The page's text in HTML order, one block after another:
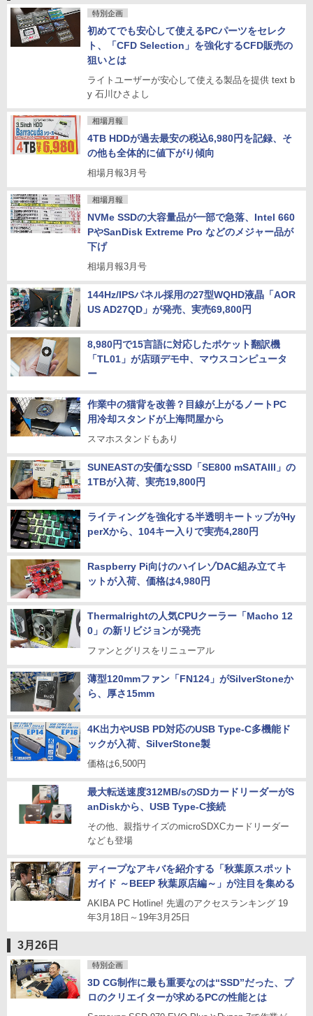
特別企画
初めてでも安心して使えるPCパーツをセレク
ト、「CFD Selection」を強化するCFD販売の
狙いとは
ライトユーザーが安心して使える製品を提供 text b
y 石川ひさよし
相場月報
4TB HDDが過去最安の税込6,980円を記録、そ
の他も全体的に値下がり傾向
相場月報3月号
相場月報
NVMe SSDの大容量品が一部で急落、Intel 660
PやSanDisk Extreme Pro などのメジャー品が
下げ
相場月報3月号
144Hz/IPSパネル採用の27型WQHD液晶「AOR
US AD27QD」が発売、実売69,800円
8,980円で15言語に対応したポケット翻訳機
「TL01」が店頭デモ中、マウスコンピュータ
ー
作業中の猫背を改善？目線が上がるノートPC
用冷却スタンドが上海問屋から
スマホスタンドもあり
SUNEASTの安価なSSD「SE800 mSATAIII」の
1TBが入荷、実売19,800円
ライティングを強化する半透明キートップがHy
perXから、104キー入りで実売4,280円
Raspberry Pi向けのハイレゾDAC組み立てキ
ットが入荷、価格は4,980円
Thermalrightの人気CPUクーラー「Macho 12
0」の新リビジョンが発売
ファンとグリスをリニューアル
薄型120mmファン「FN124」がSilverStoneか
ら、厚さ15mm
4K出力やUSB PD対応のUSB Type-C多機能ド
ックが入荷、SilverStone製
価格は6,500円
最大転送速度312MB/sのSDカードリーダーがS
anDiskから、USB Type-C接続
その他、親指サイズのmicroSDXCカードリーダー
なども登場
ディープなアキバを紹介する「秋葉原スポット
ガイド ～BEEP 秋葉原店編～」が注目を集める
AKIBA PC Hotline! 先週のアクセスランキング 19
年3月18日～19年3月25日
3月26日
特別企画
3D CG制作に最も重要なのは“SSD”だった、プ
ロのクリエイターが求めるPCの性能とは